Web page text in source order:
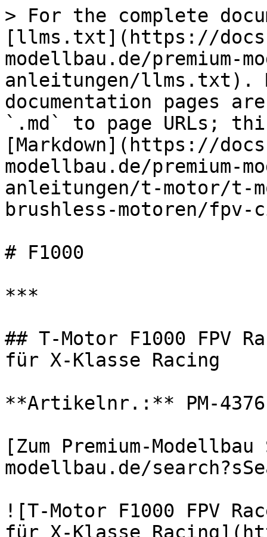
> For the complete
[llms.txt](https://
modellbau.de/premium-
anleitungen/llms.txt).
documentation pages
`.md` to page URLs;
[Markdown](https://
modellbau.de/premium-
anleitungen/t-motor/t-
brushless-motoren/fpv-
# F1000
***
## T-Motor F1000 FPV
für X-Klasse Racing
**Artikelnr.:** PM-4376
[Zum Premium-
modellbau.de/
![T-Motor F1000 FPV
für X-Klasse